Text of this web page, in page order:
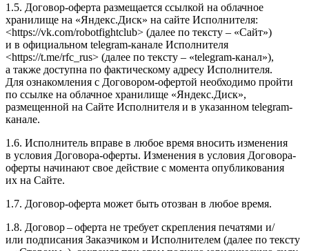
1.5. Договор-​оферта размещается ссылкой на облачное
хранилище на «Яндекс.Диск» на сайте Исполнителя:
<https://vk.com/robotfightclub> (далее по тексту – «Сайт»)
и в официальном telegram-​канале Исполнителя
<https://t.me/rfc_rus> (далее по тексту – «telegram-​канал»),
а также доступна по фактическому адресу Исполнителя.
Для ознакомления с Договором-​офертой необходимо пройти
по ссылке на облачное хранилище «Яндекс.Диск»,
размещенной на Сайте Исполнителя и в указанном telegram-
канале.
1.6. Исполнитель вправе в любое время вносить изменения
в условия Договора-​оферты. Изменения в условия Договора-​
оферты начинают свое действие с момента опубликования
их на Сайте.
1.7. Договор-​оферта может быть отозван в любое время.
1.8. Договор – оферта не требует cкрепления печатями и/​
или подписания Заказчиком и Исполнителем (далее по тексту